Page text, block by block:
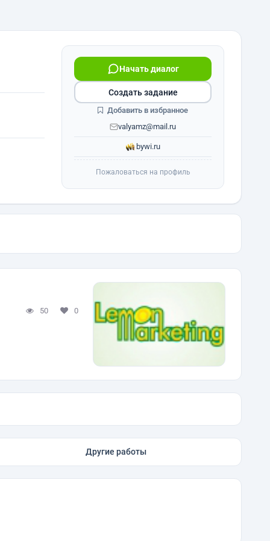
Начать диалог
valyamz@mail.ru
bywi.ru
Создать задание
Добавить в избранное
Пожаловаться на профиль
50 0
Другие работы